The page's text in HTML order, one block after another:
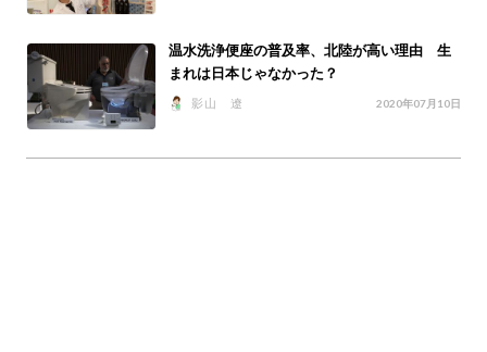
温水洗浄便座の普及率、北陸が高い理由 生
まれは日本じゃなかった？
影山 遼 2020年07月10日